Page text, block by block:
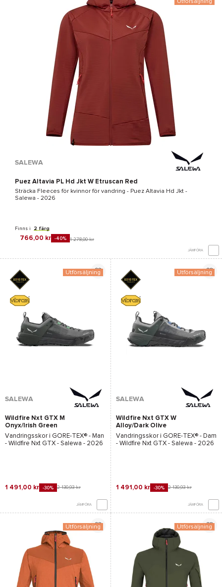
Utförsäljning
SALEWA
Puez Altavia PL Hd Jkt W Etruscan Red
Sträcka Fleeces för kvinnor för vandring - Puez Altavia Hd Jkt -
Salewa - 2026
766,00 kr -40% 1 278,00 kr
Finns i 2 färg
JÄMFÖRA
Utförsäljning
SALEWA
Wildfire Nxt GTX M
Onyx/Irish Green
Vandringsskor i GORE-TEX® - Man
- Wildfire Nxt GTX - Salewa - 2026
1 491,00 kr -30% 2 130,93 kr
JÄMFÖRA
Utförsäljning
SALEWA
Wildfire Nxt GTX W
Alloy/Dark Olive
Vandringsskor i GORE-TEX® - Dam
- Wildfire Nxt GTX - Salewa - 2026
1 491,00 kr -30% 2 130,93 kr
JÄMFÖRA
Utförsäljning Utförsäljning